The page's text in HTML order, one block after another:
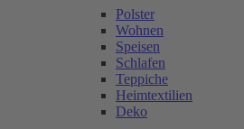
Polster
Wohnen
Speisen
Schlafen
Teppiche
Heimtextilien
Deko